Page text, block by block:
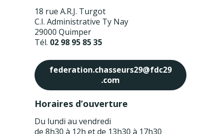
18 rue A.R.J. Turgot
C.I. Administrative Ty Nay
29000 Quimper
Tél. 02 98 95 85 35
federation.chasseurs29@fdc29
.com
Horaires d’ouverture
Du lundi au vendredi
de 8h30 à 12h et de 13h30 à 17h30